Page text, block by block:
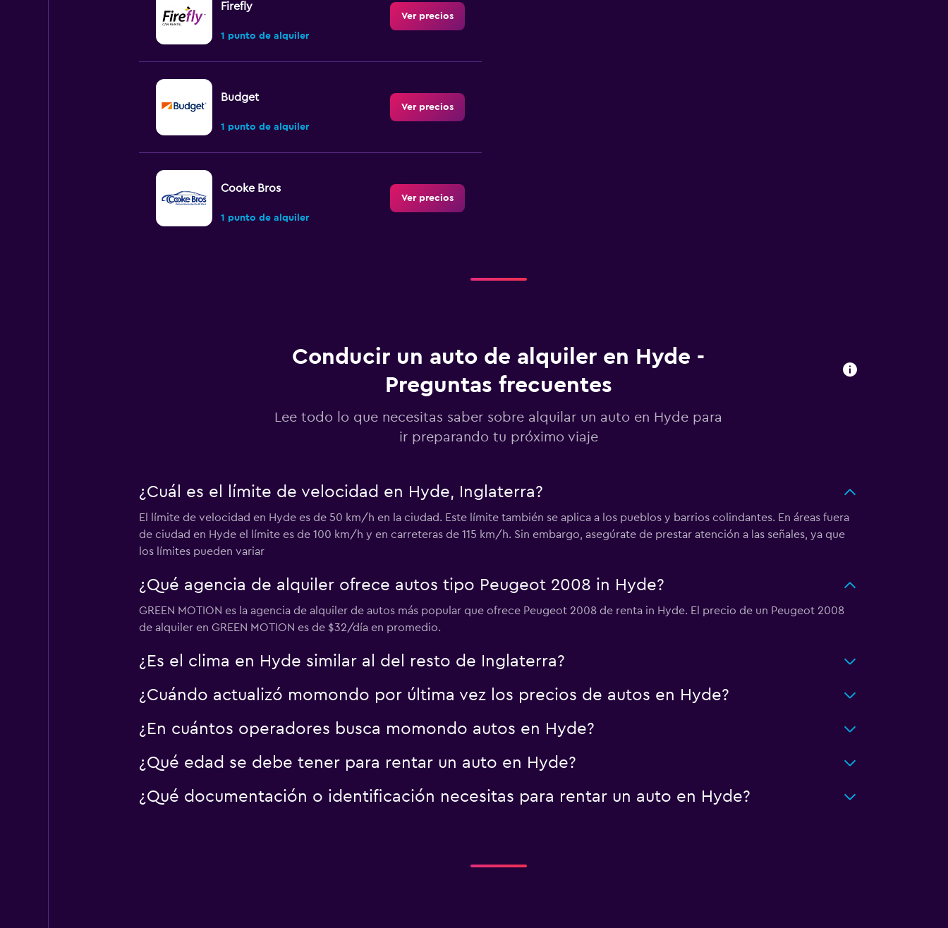
Firefly
1 punto de alquiler
Ver precios
Budget
1 punto de alquiler
Ver precios
Cooke Bros
1 punto de alquiler
Ver precios
Ver precios
1 punto de alquiler
Conducir un auto de alquiler en Hyde -
Preguntas frecuentes
Lee todo lo que necesitas saber sobre alquilar un auto en Hyde para
ir preparando tu próximo viaje
¿Cuál es el límite de velocidad en Hyde, Inglaterra?
El límite de velocidad en Hyde es de 50 km/h en la ciudad. Este límite también se aplica a los pueblos y barrios colindantes. En áreas fuera
de ciudad en Hyde el límite es de 100 km/h y en carreteras de 115 km/h. Sin embargo, asegúrate de prestar atención a las señales, ya que
los límites pueden variar
¿Qué agencia de alquiler ofrece autos tipo Peugeot 2008 in Hyde?
GREEN MOTION es la agencia de alquiler de autos más popular que ofrece Peugeot 2008 de renta in Hyde. El precio de un Peugeot 2008
de alquiler en GREEN MOTION es de $32/día en promedio.
¿Es el clima en Hyde similar al del resto de Inglaterra?
¿Cuándo actualizó momondo por última vez los precios de autos en Hyde?
¿En cuántos operadores busca momondo autos en Hyde?
¿Qué edad se debe tener para rentar un auto en Hyde?
¿Qué documentación o identificación necesitas para rentar un auto en Hyde?